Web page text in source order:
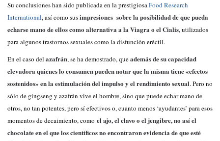
Su conclusiones han sido publicada en la prestigiosaFood Research
International, así como susimpresiones sobre la posibilidad de que pueda
echarse mano de ellos como alternativa a la Viagra o elCialis, utilizados
para algunos trastornos sexuales como la disfunción eréctil.
En el caso del azafrán, se ha demostrado, queademás de su capacidad
elevadora quienes lo consumen pueden notar que la misma tiene «efectos
sostenidos» en la estimulación del impulso y el rendimiento sexual. Pero no
sólo de gingseng y azafrán vive el hombre, sino que puede echar mano de
otros, no tan potentes, pero sí efectivos o, cuanto menos ‘ayudantes’ para esos
momentos de decaimiento, como el ajo, el clavo o el jengibre, no así el
chocolate en el que los científicos no encontraron evidencia de que esté